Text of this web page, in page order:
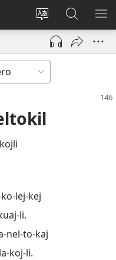
Xpatili
tlajtojli
ipan sitio
Iniciar
sesión
(abre
nueva
Xtejtemo
ipan
jw.org
lej-kej
li.
nel-to-kaj
koj-li.